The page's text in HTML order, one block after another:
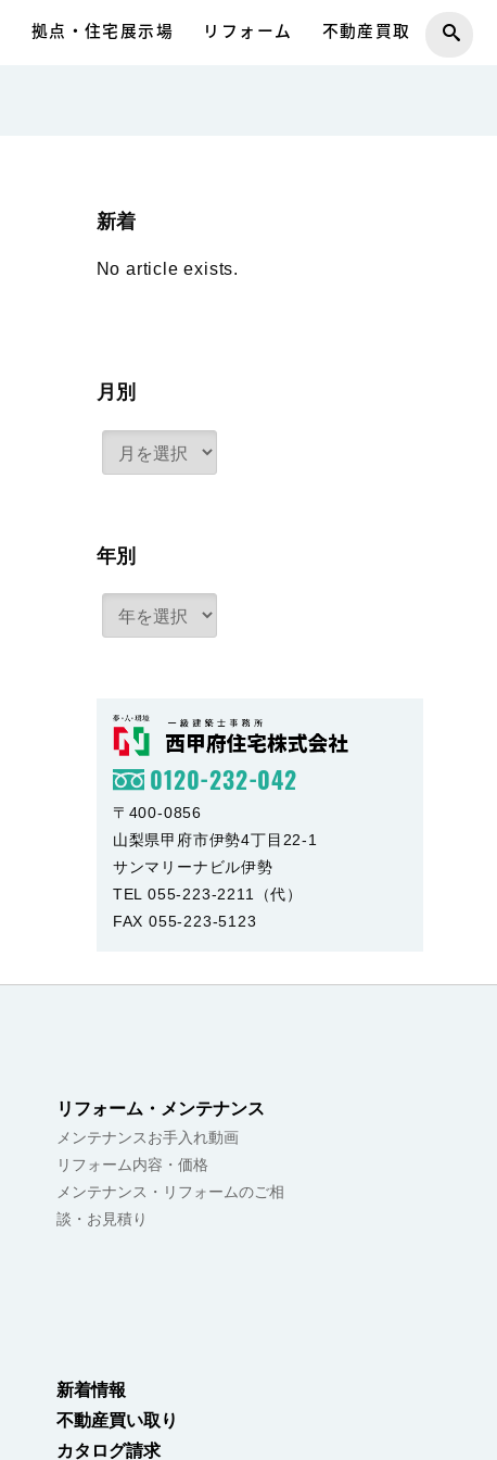
拠点・住宅展示場 リフォーム 不動産買取
新着
No article exists.
月別
年別
0120-232-042
〒400-0856
山梨県甲府市伊勢4丁目22-1
サンマリーナビル伊勢
TEL 055-223-2211（代）
FAX 055-223-5123
リフォーム・メンテナンス
メンテナンスお手入れ動画
リフォーム内容・価格
メンテナンス・リフォームのご相
談・お見積り
新着情報
不動産買い取り
カタログ請求